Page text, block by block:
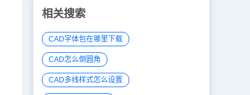
相关搜索
CAD字体包在哪里下载
CAD怎么倒圆角
CAD多线样式怎么设置